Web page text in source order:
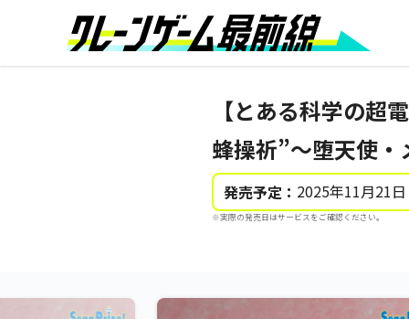
【とある科学の
蜂操祈”～堕天使・
発売予定： 2025年11月21
※実際の発売日はサービスをご確認ください。